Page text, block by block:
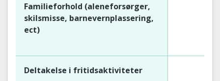
Familieforhold (aleneforsørger,
skilsmisse, barnevernplassering,
ect)
Deltakelse i fritidsaktiviteter